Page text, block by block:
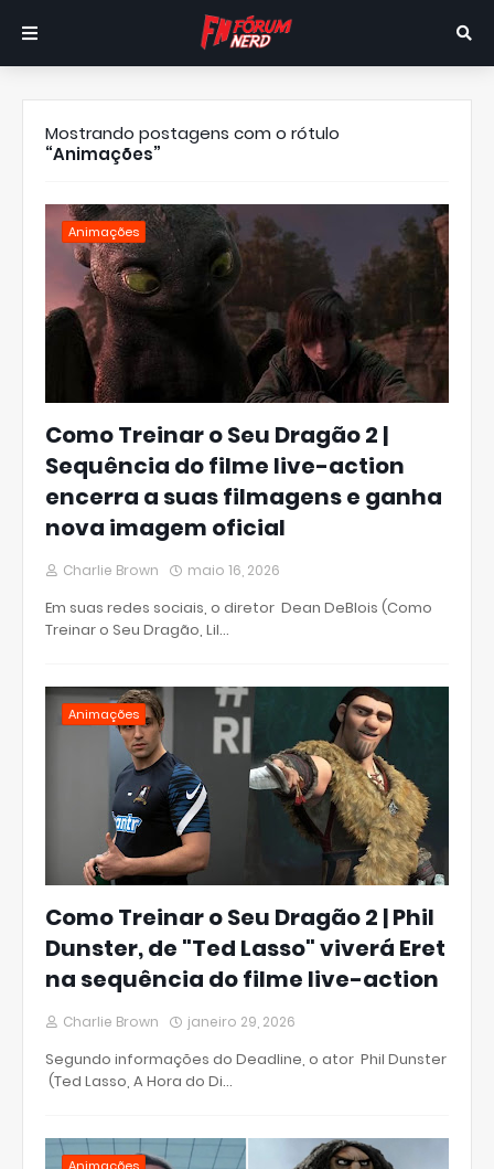
Mostrando postagens com o rótulo
Animações
Animações
Como Treinar o Seu Dragão 2 |
Sequência do filme live-action
encerra a suas filmagens e ganha
nova imagem oficial
Charlie Brown maio 16, 2026
Em suas redes sociais, o diretor Dean DeBlois (Como
Treinar o Seu Dragão, Lil…
Animações
Como Treinar o Seu Dragão 2 | Phil
Dunster, de "Ted Lasso" viverá Eret
na sequência do filme live-action
Charlie Brown janeiro 29, 2026
Segundo informações do Deadline, o ator Phil Dunster
(Ted Lasso, A Hora do Di…